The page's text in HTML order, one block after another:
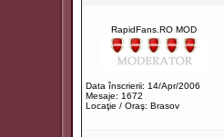
RapidFans.RO MOD
Data înscrierii: 14/Apr/2006
Mesaje: 1672
Locaţie / Oraş: Brasov